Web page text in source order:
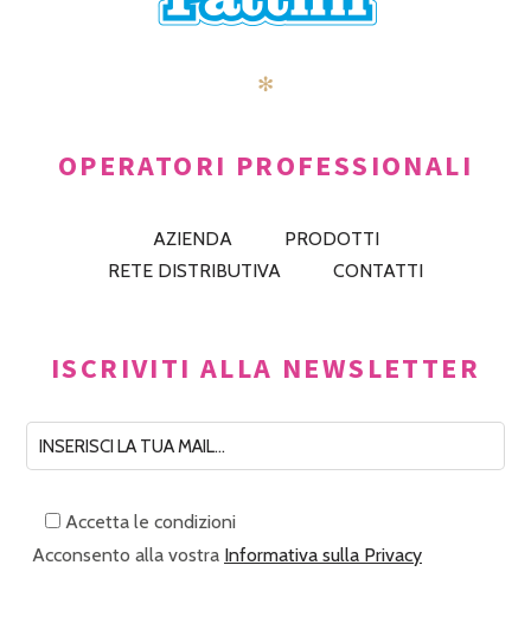
✻
OPERATORI PROFESSIONALI
AZIENDA
PRODOTTI
RETE DISTRIBUTIVA
CONTATTI
ISCRIVITI ALLA NEWSLETTER
Accetta le condizioni
Acconsento alla vostra Informativa sulla Privacy